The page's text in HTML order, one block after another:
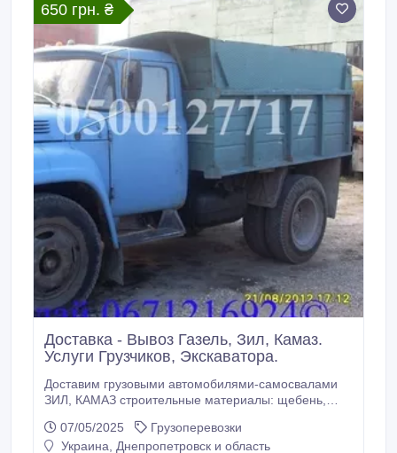
650 грн. ₴
Доставка - Вывоз Газель, Зил, Камаз.
Услуги Грузчиков, Экскаватора.
Доставим грузовыми автомобилями-самосвалами
ЗИЛ, КАМАЗ строительные материалы: щебень,
силикатную массу, известковый раствор и
др.ГАЗЕЛЬ-Дуэт (5 пассажирских мест,
07/05/2025
Грузоперевозки
Украина, Днепропетровск и область